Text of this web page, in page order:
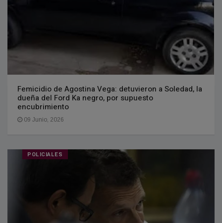
Femicidio de Agostina Vega: detuvieron a Soledad, la
dueña del Ford Ka negro, por supuesto
encubrimiento
09 Junio, 2026
POLICIALES